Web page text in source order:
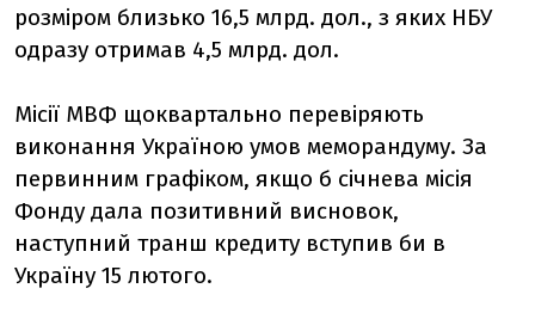
розміром близько 16,5 млрд. дол., з яких НБУ
одразу отримав 4,5 млрд. дол.
Місії МВФ щоквартально перевіряють
виконання Україною умов меморандуму. За
первинним графіком, якщо б січнева місія
Фонду дала позитивний висновок,
наступний транш кредиту вступив би в
Україну 15 лютого.